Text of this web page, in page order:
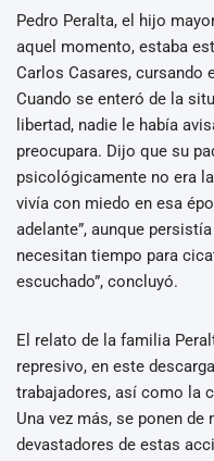
Pedro Peralta, el hijo
aquel momento, estaba
Carlos Casares, cursando
Cuando se enteró de la
libertad, nadie le había
preocupara. Dijo que su
psicológicamente no era
vivía con miedo en esa
adelante”, aunque
necesitan tiempo para
escuchado”, concluyó.
El relato de la familia
represivo, en este
trabajadores, así como la
Una vez más, se ponen
devastadores de estas